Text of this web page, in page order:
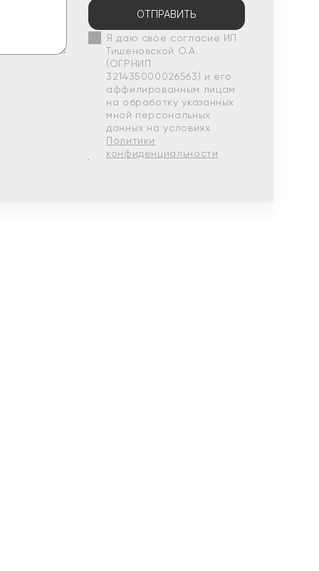
ОТПРАВИТЬ
Я даю свое согласие ИП
Тишеновской О.А.
(ОГРНИП
321435000026563) и его
аффилированным лицам
на обработку указанных
мной персональных
данных на условиях
Политики
конфиденциальности